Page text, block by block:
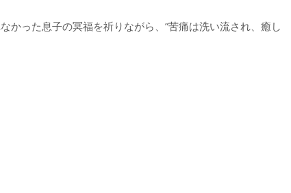
かった息子の冥福を祈りながら、”苦痛は洗い流され、癒し